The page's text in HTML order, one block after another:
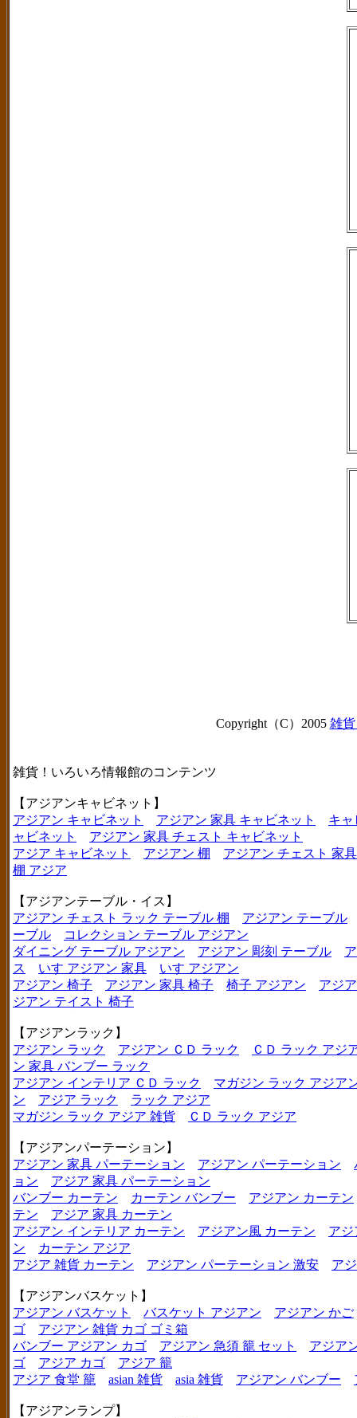
Copyright（C）2005 雑
雑貨！いろいろ情報館のコンテンツ
【アジアンキャビネット】
アジアン キャビネット
アジアン 家具 キャビネット
キャ
ャビネット
アジアン 家具 チェスト キャビネット
アジア キャビネット
アジアン 棚
アジアン チェスト 家
棚 アジア
【アジアンテーブル・イス】
アジアン チェスト ラック テーブル 棚
アジアン テーブル
ーブル
コレクション テーブル アジアン
ダイニング テーブル アジアン
アジアン 彫刻 テーブル
ス
いす アジアン 家具
いす アジアン
アジアン 椅子
アジアン 家具 椅子 椅子 アジアン
アジ
ジアン テイスト 椅子
【アジアンラック】
アジアン ラック
アジアン ＣＤ ラック
ＣＤ ラック アジ
ン 家具 バンブー ラック
アジアン インテリア ＣＤ ラック
マガジン ラック アジア
ン
アジア ラック
ラック アジア
マガジン ラック アジア 雑貨
ＣＤ ラック アジア
【アジアンパーテーション】
アジアン 家具 パーテーション
アジアン パーテーション
ョン
アジア 家具 パーテーション
バンブー カーテン
カーテン バンブー
アジアン カーテン
テン
アジア 家具 カーテン
アジアン インテリア カーテン
アジアン風 カーテン
アジ
ン
カーテン アジア
アジア 雑貨 カーテン
アジアン パーテーション 激安 ア
【アジアンバスケット】
アジアン バスケット
バスケット アジアン
アジアン かご
ゴ
アジアン 雑貨 カゴ ゴミ箱
バンブー アジアン カゴ
アジアン 急須 籠 セット
アジア
ゴ
アジア カゴ
アジア 籠
アジア 食堂 籠
asian 雑貨 asia 雑貨 アジアン バンブー
【アジアンランプ】